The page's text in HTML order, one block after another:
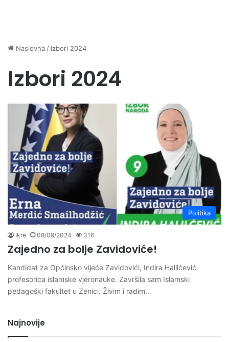
Naslovna / Izbori 2024
Izbori 2024
Politika
Ikre 08/09/2024 316
Zajedno za bolje Zavidoviće!
Kandidat za Općinsko vijeće Zavidovići, Indira Halilčević
profesorica islamske vjeronauke. Završila sam Islamski
pedagoški fakultet u Zenici. Živim i radim…
Najnovije